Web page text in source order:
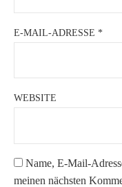
E-MAIL-ADRESSE *
WEBSITE
Name, E-Mail-
meinen nächsten